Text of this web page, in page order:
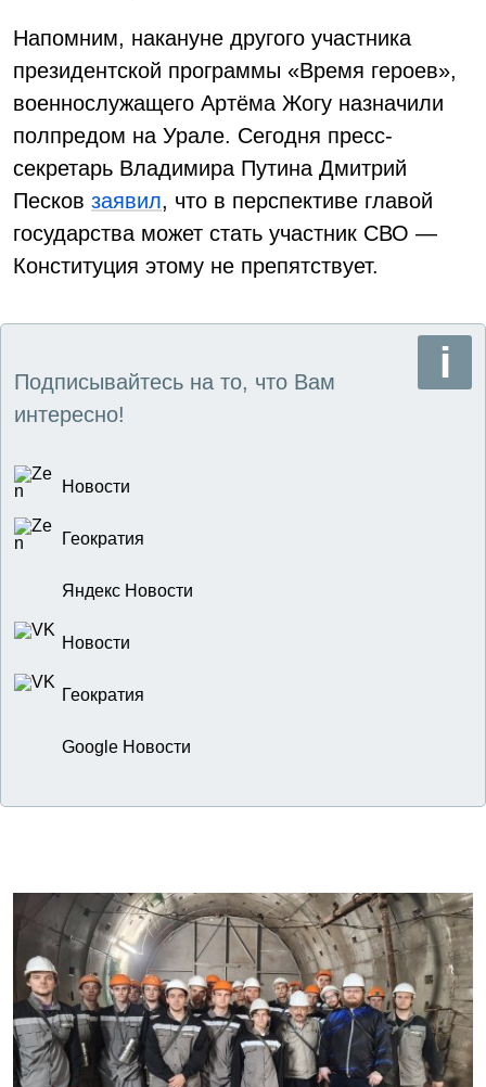
Напомним, накануне другого участника
президентской программы «Время героев»,
военнослужащего Артёма Жогу назначили
полпредом на Урале. Сегодня пресс-
секретарь Владимира Путина Дмитрий
Песков заявил, что в перспективе главой
государства может стать участник СВО —
Конституция этому не препятствует.
Подписывайтесь на то, что Вам
интересно!
Новости
Геократия
Яндекс Новости
Новости
Геократия
Google Новости